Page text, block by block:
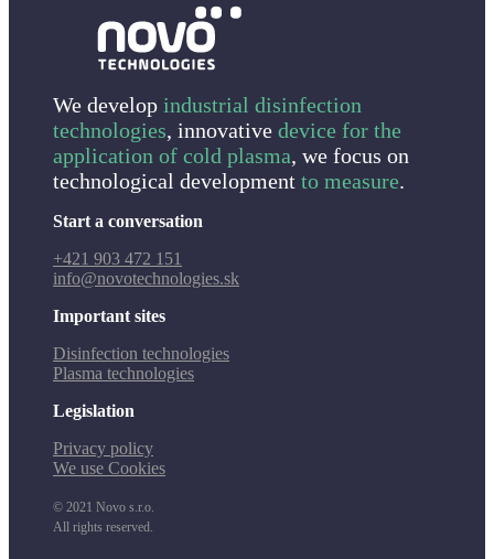
We develop industrial disinfection
technologies, innovative device for the
application of cold plasma, we focus on
technological development to measure.
Start a conversation
+421 903 472 151
info@novotechnologies.sk
Important sites
Disinfection technologies
Plasma technologies
Legislation
Privacy policy
We use Cookies
© 2021 Novo s.r.o.
All rights reserved.